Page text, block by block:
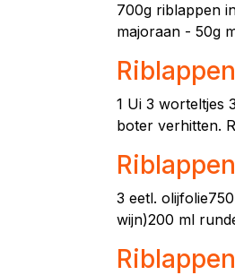
700g riblappen
majoraan - 50g
1 Ui 3 worteltjes
boter verhitten.
3 eetl.
wijn)200 ml